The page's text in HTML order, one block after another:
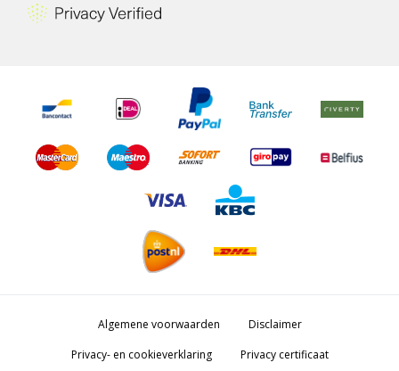
Algemene voorwaarden
Disclaimer
Privacy- en cookieverklaring
Privacy certificaat